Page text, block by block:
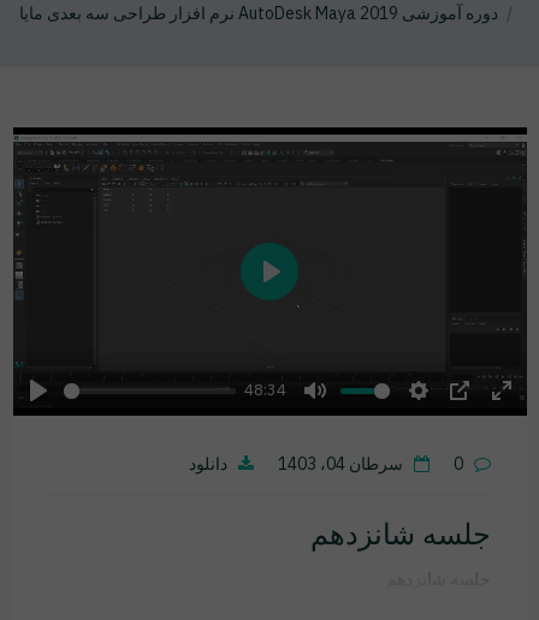
دوره آموزشی AutoDesk Maya 2019 نرم افزار طراحی سه بعدی مایا
Play
48:34
Mute Settings
PIP
Play
0 سرطان 04، 1403 دانلود
جلسه شانزدهم
جلسه شانزدهم